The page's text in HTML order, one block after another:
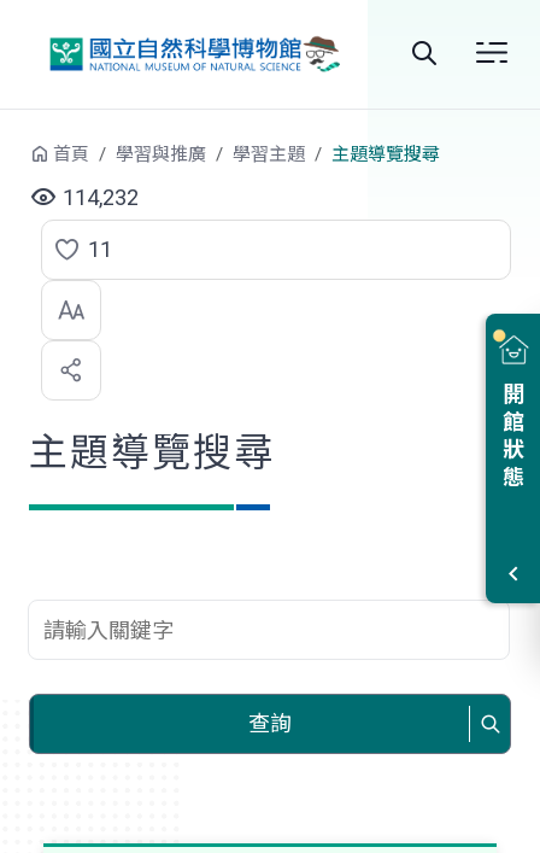
站
尋
開館狀態
首頁 學習與推廣 學習主題 主題導覽搜尋
114,232
點
選
喜
歡
11
主題導覽搜尋
查詢關鍵字
查詢